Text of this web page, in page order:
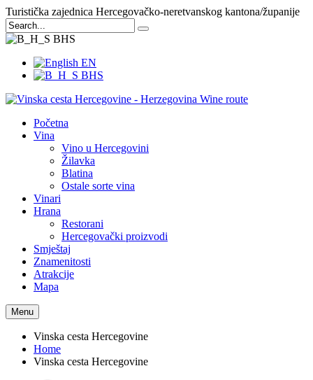
Turistička zajednica Hercegovačko-neretvanskog kantona/županije
BHS
EN
BHS
Početna
Vina
Vino u Hercegovini
Žilavka
Blatina
Ostale sorte vina
Vinari
Hrana
Restorani
Hercegovački proizvodi
Smještaj
Znamenitosti
Atrakcije
Mapa
Menu
Vinska cesta Hercegovine
Home
Vinska cesta Hercegovine